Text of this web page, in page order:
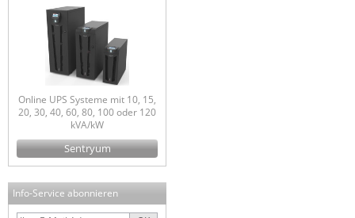
Online UPS Systeme mit 10, 15,
20, 30, 40, 60, 80, 100 oder 120
kVA/kW
Sentryum
Info-Service abonnieren